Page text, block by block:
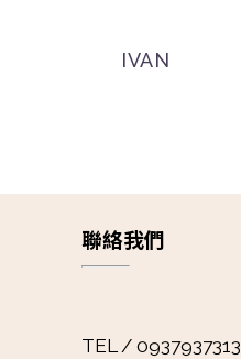
IVAN
聯絡我們
TEL / 0937937313